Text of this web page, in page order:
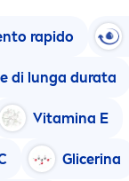
to rapido
di lunga durata
Vitamina E
Glicerina